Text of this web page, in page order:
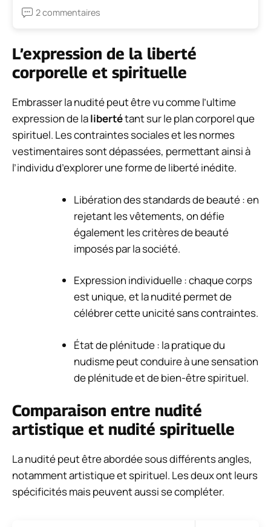
2 commentaires
L’expression de la liberté
corporelle et spirituelle
Embrasser la nudité peut être vu comme l’ultime
expression de lalibertétant sur le plan corporel que
spirituel. Les contraintes sociales et les normes
vestimentaires sont dépassées, permettant ainsi à
l’individu d’explorer une forme de liberté inédite.
Libération des standards de beauté : en
rejetant les vêtements, on défie
également les critères de beauté
imposés par la société.
Expression individuelle : chaque corps
est unique, et la nudité permet de
célébrer cette unicité sans contraintes.
État de plénitude : la pratique du
nudisme peut conduire à une sensation
de plénitude et de bien-être spirituel.
Comparaison entre nudité
artistique et nudité spirituelle
La nudité peut être abordée sous différents angles,
notamment artistique et spirituel. Les deux ont leurs
spécificités mais peuvent aussi se compléter.